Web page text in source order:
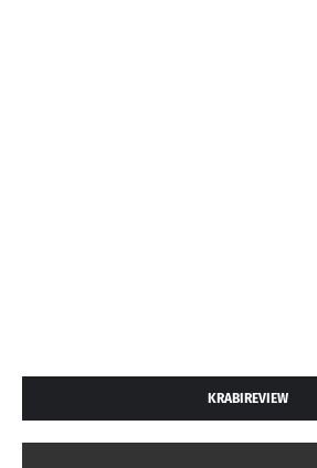
KRABIREVIEW